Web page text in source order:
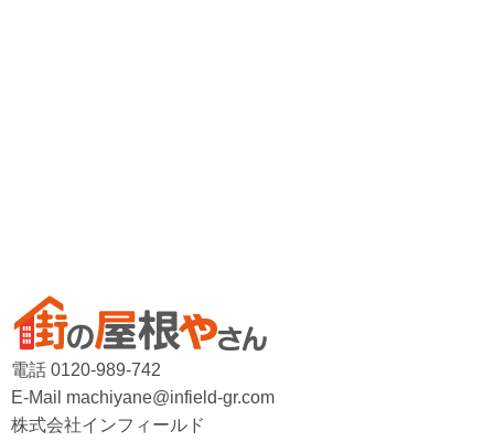
電話 0120-989-742
E-Mail machiyane@infield-gr.com
株式会社インフィールド